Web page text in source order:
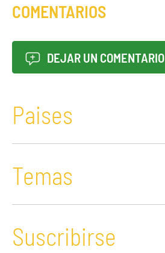
COMENTARIOS
DEJAR UN COMENTARIO
Paises
Temas
Suscribirse